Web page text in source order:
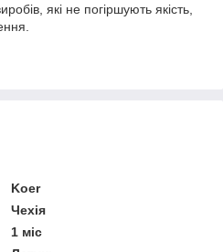
які не погіршують якість,
Koer
Чехія
1 міс